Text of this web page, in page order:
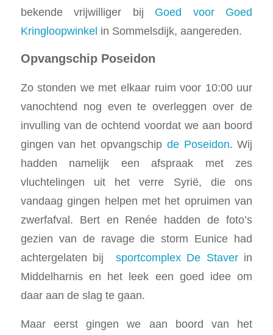
bekende vrijwilliger bij Goed voor Goed
Kringloopwinkel in Sommelsdijk, aangereden.
Opvangschip Poseidon
Zo stonden we met elkaar ruim voor 10:00 uur
vanochtend nog even te overleggen over de
invulling van de ochtend voordat we aan boord
gingen van het opvangschip de Poseidon. Wij
hadden namelijk een afspraak met zes
vluchtelingen uit het verre Syrië, die ons
vandaag gingen helpen met het opruimen van
zwerfafval. Bert en Renée hadden de foto’s
gezien van de ravage die storm Eunice had
achtergelaten bij sportcomplex De Staverin
Middelharnis en het leek een goed idee om
daar aan de slag te gaan.
Maar eerst gingen we aan boord van het